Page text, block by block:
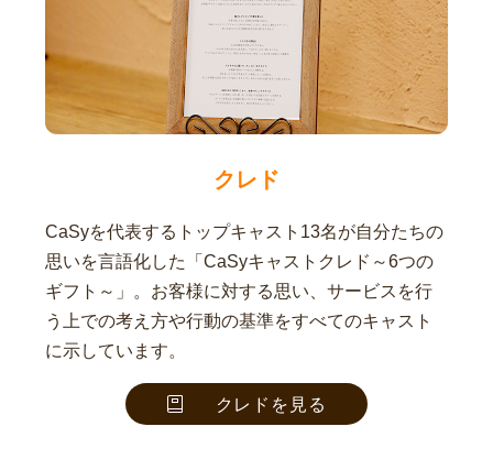
クレド
CaSyを代表するトップキャスト13名が自分たちの
思いを言語化した「CaSyキャストクレド～6つの
ギフト～」。お客様に対する思い、サービスを行
う上での考え方や行動の基準をすべてのキャスト
に示しています。
クレドを見る